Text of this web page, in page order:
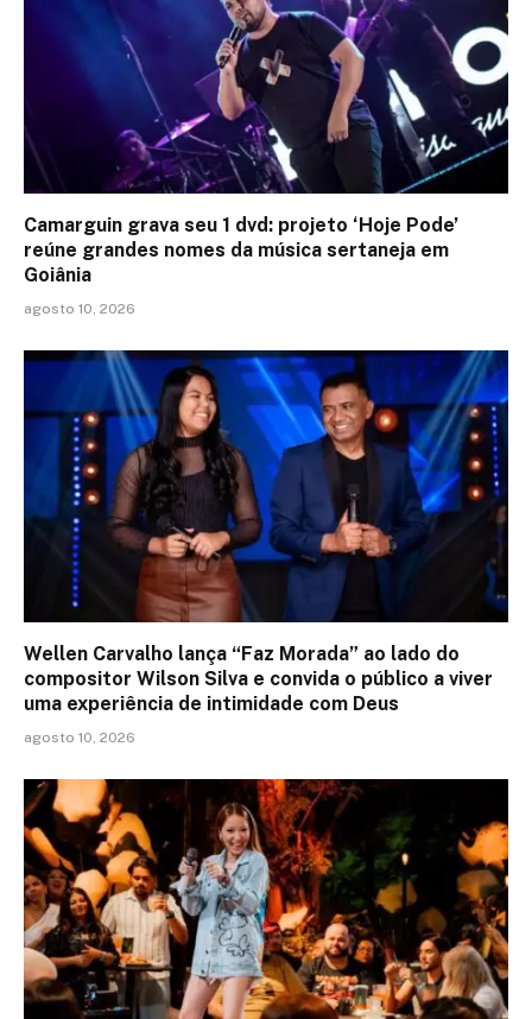
Camarguin grava seu 1 dvd: projeto ‘Hoje Pode’
reúne grandes nomes da música sertaneja em
Goiânia
agosto 10, 2026
Wellen Carvalho lança “Faz Morada” ao lado do
compositor Wilson Silva e convida o público a viver
uma experiência de intimidade com Deus
agosto 10, 2026